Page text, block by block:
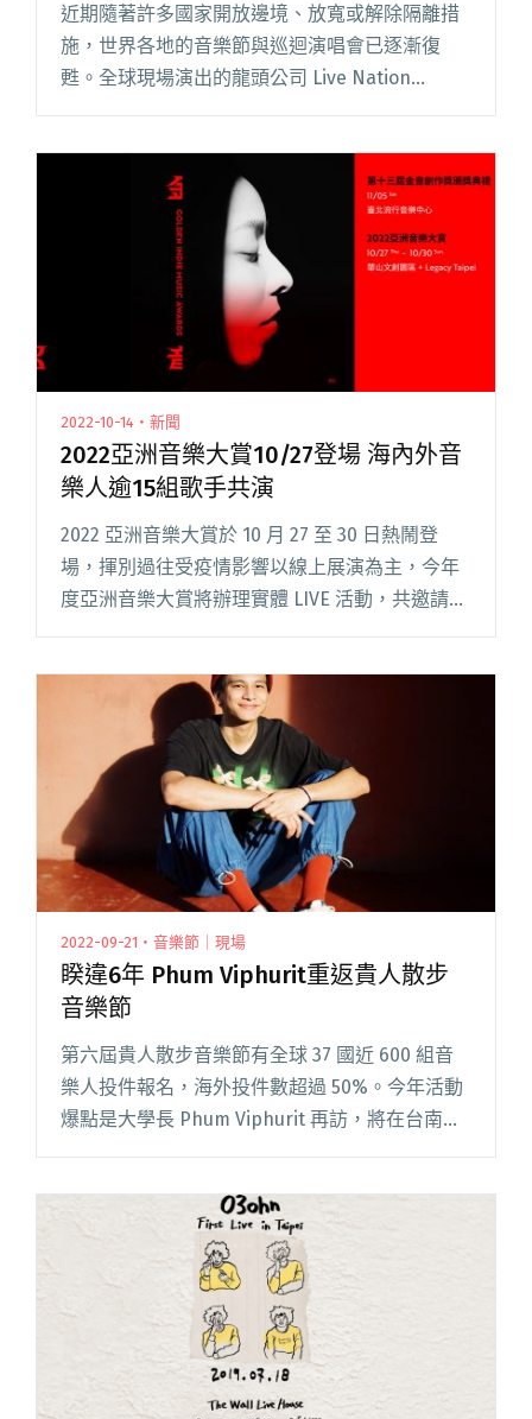
近期隨著許多國家開放邊境、放寬或解除隔離措
施，世界各地的音樂節與巡迴演唱會已逐漸復
甦。全球現場演出的龍頭公司 Live Nation
Entertainment 分析，光是在 2022 年 Q2 就舉辦
音樂人頻頻來台開唱搶荷包，但國際巡演環境仍
是一團混亂⋯⋯"
2022-10-14・新聞
2022亞洲音樂大賞10/27登場 海內外音
樂人逾15組歌手共演
2022 亞洲音樂大賞於 10 月 27 至 30 日熱鬧登
場，揮別過往受疫情影響以線上展演為主，今年
度亞洲音樂大賞將辦理實體 LIVE 活動，共邀請超
"2022亞洲音樂大賞10/27登場 海內外音樂人逾15
組歌手共演"
2022-09-21・音樂節｜現場
睽違6年 Phum Viphurit重返貴人散步
音樂節
第六屆貴人散步音樂節有全球 37 國近 600 組音
樂人投件報名，海外投件數超過 50%。今年活動
爆點是大學長 Phum Viphurit 再訪，將在台南的
知名古蹟億載金城為觀眾華麗演出他的新作。
年 Phum Viphurit重返貴人散步音樂節"